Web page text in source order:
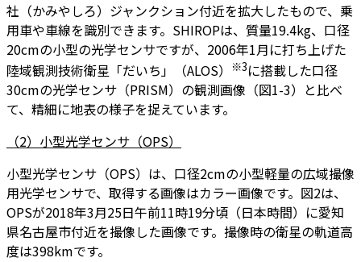
社（かみやしろ）ジャンクション付近を拡大したもので、乗
用車や車線を識別できます。SHIROPは、質量19.4kg、口径
20cmの小型の光学センサですが、2006年1月に打ち上げた
陸域観測技術衛星「だいち」（ALOS）
※3に搭載した口径
30cmの光学センサ（PRISM）の観測画像（図1-3）と比べ
て、精細に地表の様子を捉えています。
（2）小型光学センサ（OPS）
小型光学センサ（OPS）は、口径2cmの小型軽量の広域撮像
用光学センサで、取得する画像はカラー画像です。図2は、
OPSが2018年3月25日午前11時19分頃（日本時間）に愛知
県名古屋市付近を撮像した画像です。撮像時の衛星の軌道高
度は398kmです。